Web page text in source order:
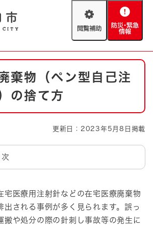
閲
助
防
緊
情
急情報 救急・消防
マップ AED設置箇所
棄物（ペン型自己注
の捨て方
更新日：2023年5月8日掲載
医療用注射針などの在宅医療廃棄物
出される事例が多く見られます。誤っ
搬や処分の際の針刺し事故等の発生に